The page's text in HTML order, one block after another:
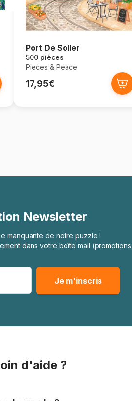
Port De Soller
500 pièces
Pieces & Peace
17,95€
Newsletter
manquante de notre puzzle !
dans votre boîte mail
d'aide ?